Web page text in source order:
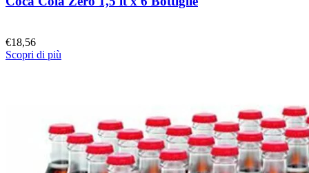
€18,56
Scopri di più